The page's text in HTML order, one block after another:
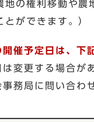
地の権利移動や
ができます。）
催予定日は、下
変更する場合が
務局に問い合わ